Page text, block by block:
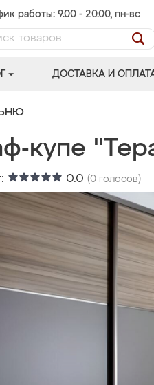
работы: 9.00 - 20.00, пн-вс
ДОСТАВКА И
купе
0.0 (0 голосов)